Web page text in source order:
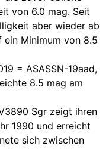
von 6.0 mag. Seit
aber wieder ab
Minimum von 8.5
= ASASSN-19aad,
8.5 mag am
Sgr zeigt ihren
1990 und erreicht
sich zwischen